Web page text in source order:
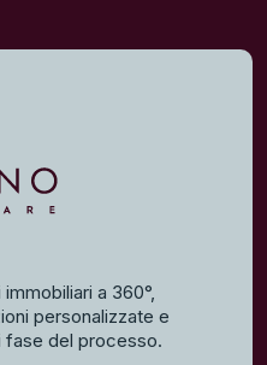
a 360°,
personalizzate e
fase del processo.